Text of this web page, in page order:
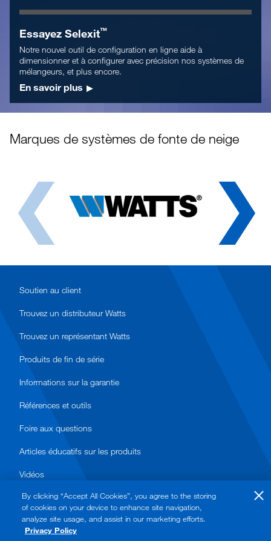
Essayez Selexit™
Notre nouvel outil de configuration en ligne aide à
dimensionner et à configurer avec précision nos systèmes de
mélangeurs, et plus encore.
En savoir plus
Marques de systèmes de fonte de neige
Soutien au client
Trouvez un distributeur Watts
Trouvez un représentant Watts
Produits de fin de série
Informations sur la garantie
Références et outils
Foire aux questions
Articles éducatifs sur les produits
Vidéos
By clicking “Accept All Cookies”, you agree to the storing
of cookies on your device to enhance site navigation,
analyze site usage, and assist in our marketing efforts.
Privacy Policy